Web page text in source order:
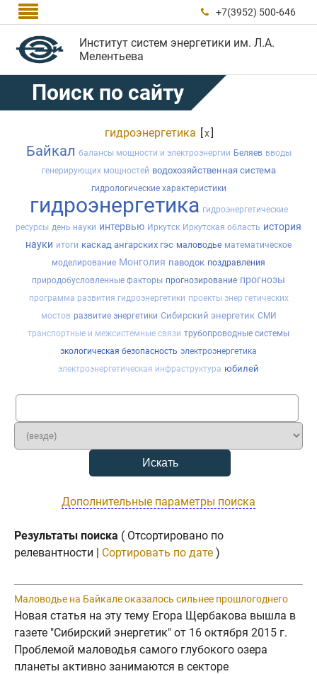
  +7(3952) 500-646
Институт систем энергетики им. Л.А.
Мелентьева
Поиск по сайту
гидроэнергетика [x]
Байкал балансы мощности и электроэнергии Беляев вводы
генерирующих мощностей водохозяйственная система
гидрологические характеристики
гидроэнергетика гидроэнергетические
ресурсы день науки интервью Иркутск Иркутская область история
науки итоги каскад ангарских гэс маловодье математическое
моделирование Монголия паводок поздравления
природобусловленные факторы прогнозирование прогнозы
программа развития гидроэнергетики проекты энер гетических
мостов развитие энергетики Сибирский энергетик СМИ
транспортные и межсистемные связи трубопроводные системы
экологическая безопасность электроэнергетика
электроэнергетическая инфраструктура юбилей
Дополнительные параметры поиска
Результаты поиска ( Отсортировано по
релевантности | Сортировать по дате )
Маловодье на Байкале оказалось сильнее прошлогоднего
Новая статья на эту тему Егора Щербакова вышла в
газете "Сибирский энергетик" от 16 октября 2015 г.
Проблемой маловодья самого глубокого озера
планеты активно занимаются в секторе